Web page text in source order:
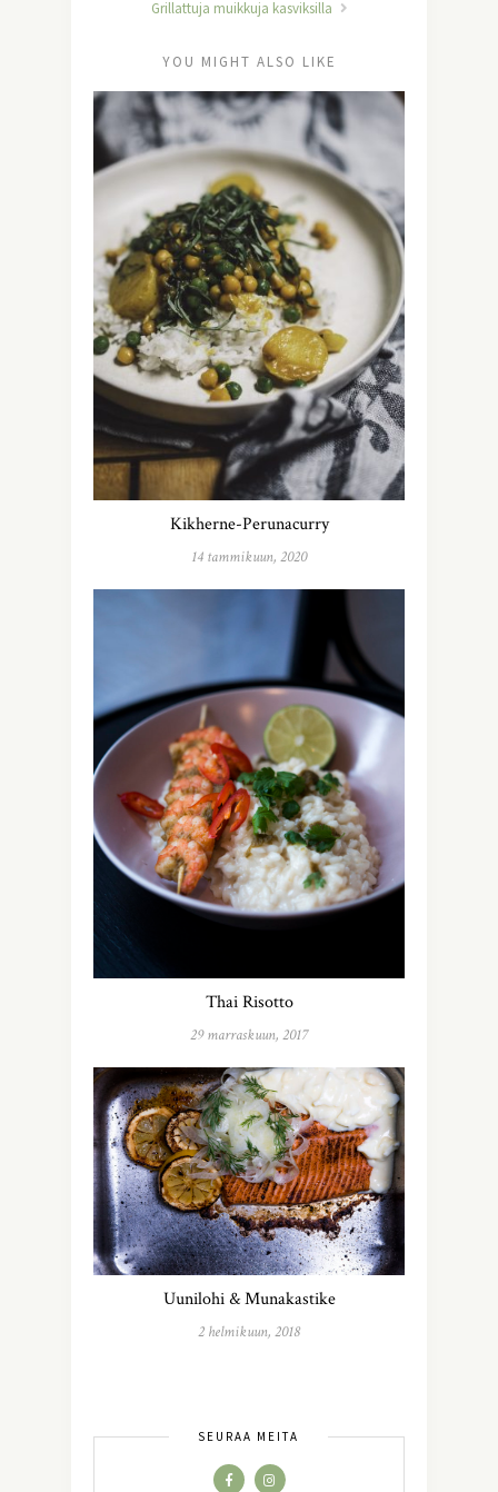
Grillattuja muikkuja kasviksilla
YOU MIGHT ALSO LIKE
Kikherne-Perunacurry
14 tammikuun, 2020
Thai Risotto
29 marraskuun, 2017
Uunilohi & Munakastike
2 helmikuun, 2018
SEURAA MEITÄ